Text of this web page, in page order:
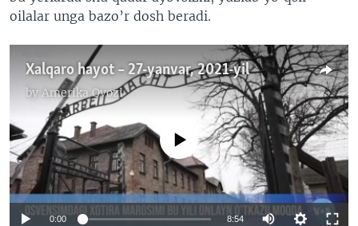
oilalar unga bazo’r dosh beradi.
Xalqaro hayot – 27-yanvar, 2021-yil
by Amerika Ovozi
No media source currently available
0:00 8:54